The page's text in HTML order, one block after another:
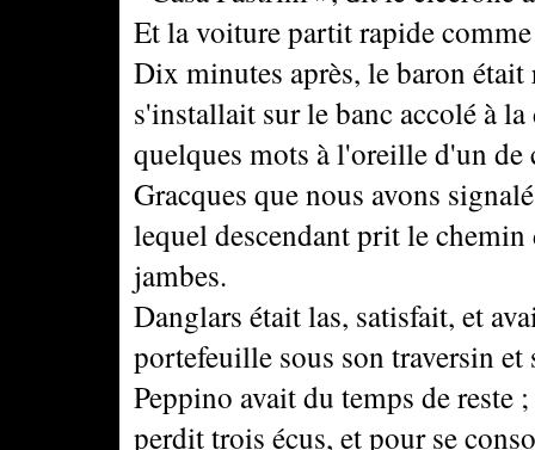
Et la voiture partit rapide
Dix minutes après, le baron
s'installait sur le banc accolé à
quelques mots à l'oreille d'un de
Gracques que nous avons
lequel descendant prit le
jambes.
Danglars était las, satisfait, et
portefeuille sous son traversin
Peppino avait du temps de reste
perdit trois écus, et pour se